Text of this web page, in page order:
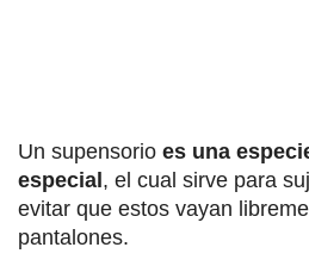
Un supensorio es una
especial, el cual sirve para
evitar que estos vayan
pantalones.